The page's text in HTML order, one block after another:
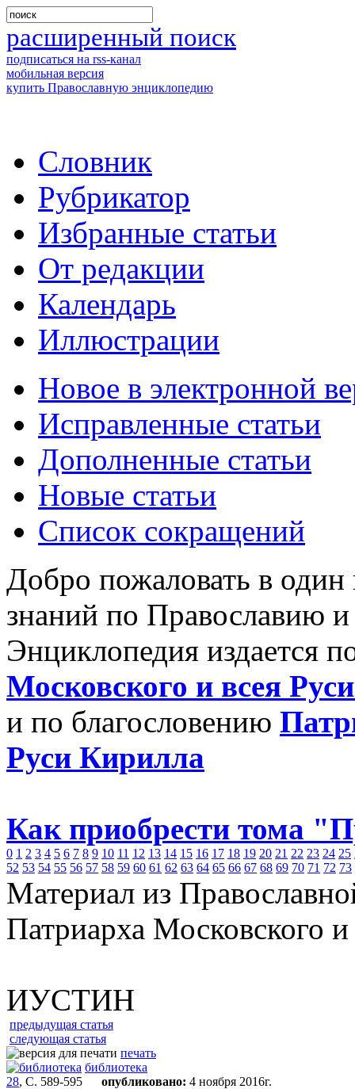
расширенный поиск
подписаться на rss-канал
мобильная версия
купить Православную энциклопедию
Словник
Рубрикатор
Избранные статьи
От редакции
Календарь
Иллюстрации
Новое в электронной
Исправленные статьи
Дополненные статьи
Новые статьи
Список сокращений
Добро пожаловать в
знаний по Православию
Энциклопедия издается
Московского и всея
и по благословению
Руси Кирилла
Как приобрести тома
0 1 2 3 4 5 6 7 8 9 10 11 12 13 14 15 16 17 18 19 20 21 22 23 24 25
52 53 54 55 56 57 58 59 60 61 62 63 64 65 66 67 68 69 70 71 72 73
Материал из
Патриарха Московского
ИУСТИН
предыдущая статья
следующая статья
печать
библиотека
28, С. 589-595 опубликовано: 4 ноября 2016г.